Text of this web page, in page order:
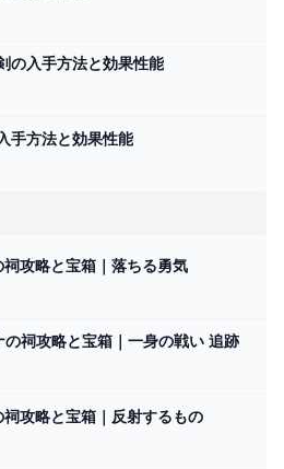
の入手方法と効果性能
手方法と効果性能
攻略と宝箱｜落ちる勇気
の祠攻略と宝箱｜一身の戦い 追跡
攻略と宝箱｜反射するもの